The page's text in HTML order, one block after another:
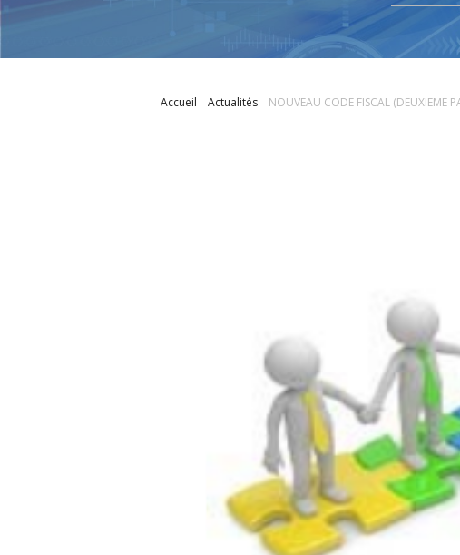
Accueil Actualités NOUVEAU CODE FISCAL (DEUXIEME